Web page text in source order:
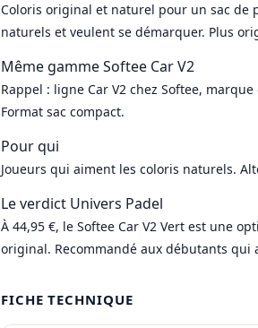
Coloris original et naturel pour un sac de
naturels et veulent se démarquer. Plus
Même gamme Softee Car V2
Rappel : ligne Car V2 chez Softee,
Format sac compact.
Pour qui
Joueurs qui aiment les coloris naturels.
Le verdict Univers Padel
À 44,95 €, le Softee Car V2 Vert est une
original. Recommandé aux débutants qui
FICHE TECHNIQUE